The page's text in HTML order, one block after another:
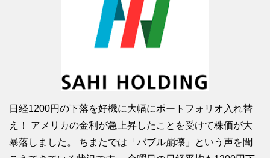
日経1200円の下落を好機に大幅にポートフォリオ入れ替
え！ アメリカの金利が急上昇したことを受けて株価が大
暴落しました。 ちまたでは「バブル崩壊」という声を聞